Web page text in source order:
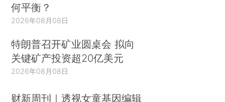
何平衡？
2026年08月08日
特朗普召开矿业圆桌会 拟向
关键矿产投资超20亿美元
2026年08月08日
财新周刊｜透视女童基因编辑